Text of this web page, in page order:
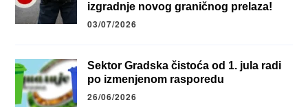
izgradnje novog graničnog prelaza!
03/07/2026
Sektor Gradska čistoća od 1. jula radi
po izmenjenom rasporedu
26/06/2026